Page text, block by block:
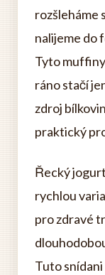
rozšleháme
nalijeme do
Tyto
ráno stačí
zdroj
praktický
Řecký
rychlou
pro zdravé
Tuto